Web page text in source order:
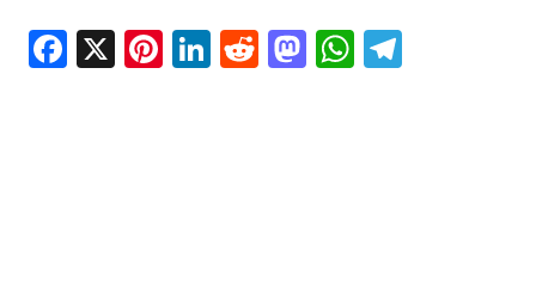
Facebook
X Pinterest
LinkedIn
Reddit
Mastodon